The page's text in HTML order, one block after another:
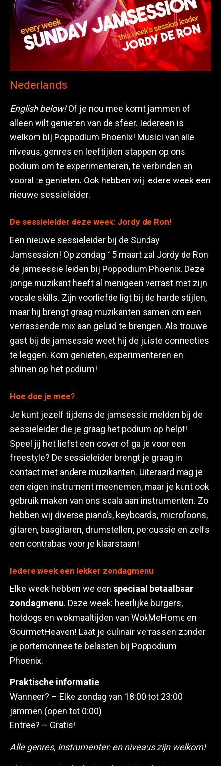
Nederlands
English below!Of je nou mee komt jammen of
alleen wilt genieten van de sfeer. Iedereen is
welkom bij Poppodium Phoenix! Musici van alle
niveaus, genres en leeftijden stappen op ons
podium om te experimenteren, te verbinden en
vooral te genieten. Ook hebben wij iedere week een
nieuwe sessieleider.
De sessieleider deze week: Jordy de Ron!
Een nieuwe sessieleider bij de Sunday
Jamsession! Op zondag 15 maart zal Jordy de Ron
de jamsessie leiden bij Poppodium Phoenix. Deze
jonge muzikant heeft al menigeen verrast met zijn
vocale skills. Zijn voorliefde ligt bij de harde stijlen,
maar hij brengt graag muzikanten samen om een
verrassende mix aan geluid te brengen. Als trouwe
gast bij de jamsessie weet hij de juiste connecties
te leggen. Kom genieten, experimenteren en
shinen op het podium!
Hoe doe je mee?
Je kunt jezelf tijdens de jamsessie melden bij de
sessieleider die je graag het podium op helpt!
Speel jij het liefst een cover of ga je voor een
freestyle? De sessieleider brengt je graag in
contact met andere muzikanten. Uiteraard mag je
een eigen instrument meenemen, maar je kunt ook
gebruik maken van ons scala aan instrumenten. Zo
hebben wij diverse piano’s, keyboards, microfoons,
gitaren, basgitaren, drumstellen, percussie en zelfs
een contrabas voor je klaarstaan!
Iedere week een lekker zondagmenu
Elke week hebben we een speciaal betaalbaar
zondagmenu. Deze week: heerlijke burgers,
hotdogs en wokmaaltijden van WokMeHome en
GourmetHeaven! Laat je culinair verrassen zonder
je portemonnee te belasten bij Poppodium
Phoenix.
Praktische informatie
Wanneer? – Elke zondag van 18:00 tot 23:00
jammen (open tot 0:00)
Entree? – Gratis!
Alle genres, instrumenten en niveaus zijn welkom!